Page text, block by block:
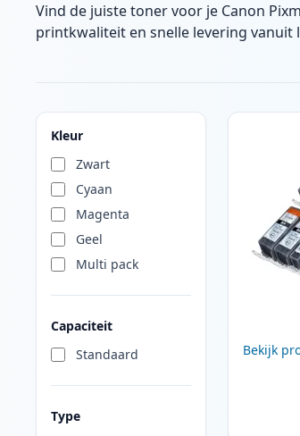
Vind de juiste toner voor je Canon
printkwaliteit en snelle levering vanuit
Kleur
Zwart
Cyaan
Magenta
Geel
Multi pack
Capaciteit
Standaard
Type
Producten
Bekijk